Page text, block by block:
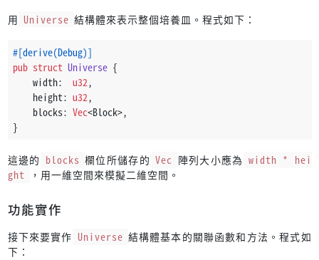
用 Universe 結構體來表示整個培養皿。程式如下：
#[derive(Debug)]
pub struct Universe {
    width:
u32,
    height:
u32,
    blocks:
Vec<Block>,
}
這邊的 blocks 欄位所儲存的 Vec 陣列大小應為 width * hei
ght
，用一維空間來模擬二維空間。
功能實作
接下來要實作 Universe 結構體基本的關聯函數和方法。程式如
下：